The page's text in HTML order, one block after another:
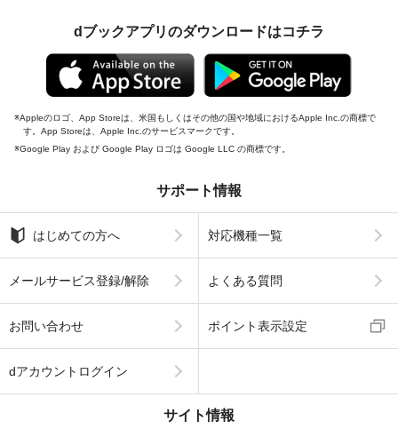
dブックアプリのダウンロードはコチラ
Appleのロゴ、App Storeは、米国もしくはその他の国や地域におけるApple Inc.の商標で
す。App Storeは、Apple Inc.のサービスマークです。
Google Play および Google Play ロゴは Google LLC の商標です。
サポート情報
はじめての方へ 対応機種一覧
メールサービス登録/解除 よくある質問
お問い合わせ ポイント表示設定
dアカウントログイン
サイト情報